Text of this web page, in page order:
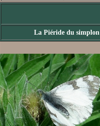
La Piéride du simplon